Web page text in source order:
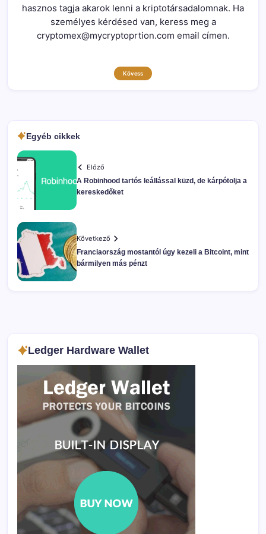
hasznos tagja akarok lenni a kriptotársadalomnak. Ha
személyes kérdésed van, keress meg a
cryptomex@mycryptoprtion.com email címen.
Kövess
Egyéb cikkek
Előző
A Robinhood tartós leállással küzd, de kárpótolja a
kereskedőket
Következő
Franciaország mostantól úgy kezeli a Bitcoint, mint
bármilyen más pénzt
Ledger Hardware Wallet